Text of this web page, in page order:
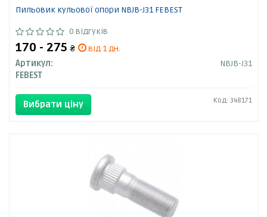
Пильовик кульової опори NBJB-J31 FEBEST
0 відгуків
170 - 275 ₴
від 1 дн.
Артикул:
NBJB-J31
FEBEST
Вибрати ціну Код: 348171